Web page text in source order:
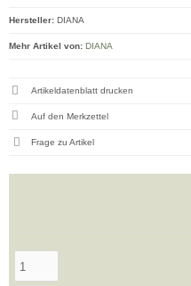
Hersteller: DIANA
Mehr Artikel von: DIANA
Artikeldatenblatt drucken
Frage zu Artikel